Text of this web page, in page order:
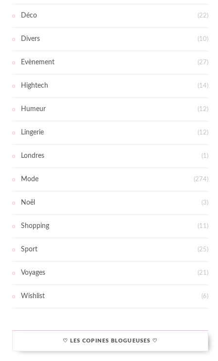
Déco (22)
Divers (10)
Evènement (27)
Hightech (14)
Humeur (12)
Lingerie (12)
Londres (1)
Mode (274)
Noël (3)
Shopping (11)
Sport (25)
Voyages (21)
Wishlist (6)
♡ LES COPINES BLOGUEUSES ♡